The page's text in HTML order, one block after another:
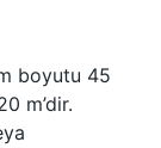
boyutu 45
m’dir.